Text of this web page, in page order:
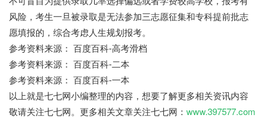
风险，考生一旦被录取是无法参加三志愿征集和专科提前批志
愿填报的，综合考虑人生规划报考。
参考资料来源： 百度百科-高考滑档
参考资料来源： 百度百科-二本
参考资料来源： 百度百科-一本
以上就是七七网小编整理的内容，想要了解更多相关资讯内容
敬请关注七七网。更多相关文章关注七七网： www.397577.com